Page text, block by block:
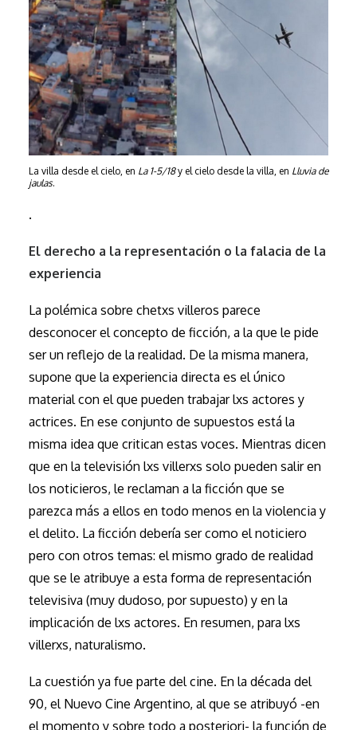
La villa desde el cielo, en La 1-5/18y el cielo desde la villa, en Lluvia de
jaulas.
.
El derecho a la representación o la falacia de la
experiencia
La polémica sobre chetxs villeros parece
desconocer el concepto de ficción, a la que le pide
ser un reflejo de la realidad. De la misma manera,
supone que la experiencia directa es el único
material con el que pueden trabajar lxs actores y
actrices. En ese conjunto de supuestos está la
misma idea que critican estas voces. Mientras dicen
que en la televisión lxs villerxs solo pueden salir en
los noticieros, le reclaman a la ficción que se
parezca más a ellos en todo menos en la violencia y
el delito. La ficción debería ser como el noticiero
pero con otros temas: el mismo grado de realidad
que se le atribuye a esta forma de representación
televisiva (muy dudoso, por supuesto) y en la
implicación de lxs actores. En resumen, para lxs
villerxs, naturalismo.
La cuestión ya fue parte del cine. En la década del
90, el Nuevo Cine Argentino, al que se atribuyó -en
el momento y sobre todo a posteriori- la función de